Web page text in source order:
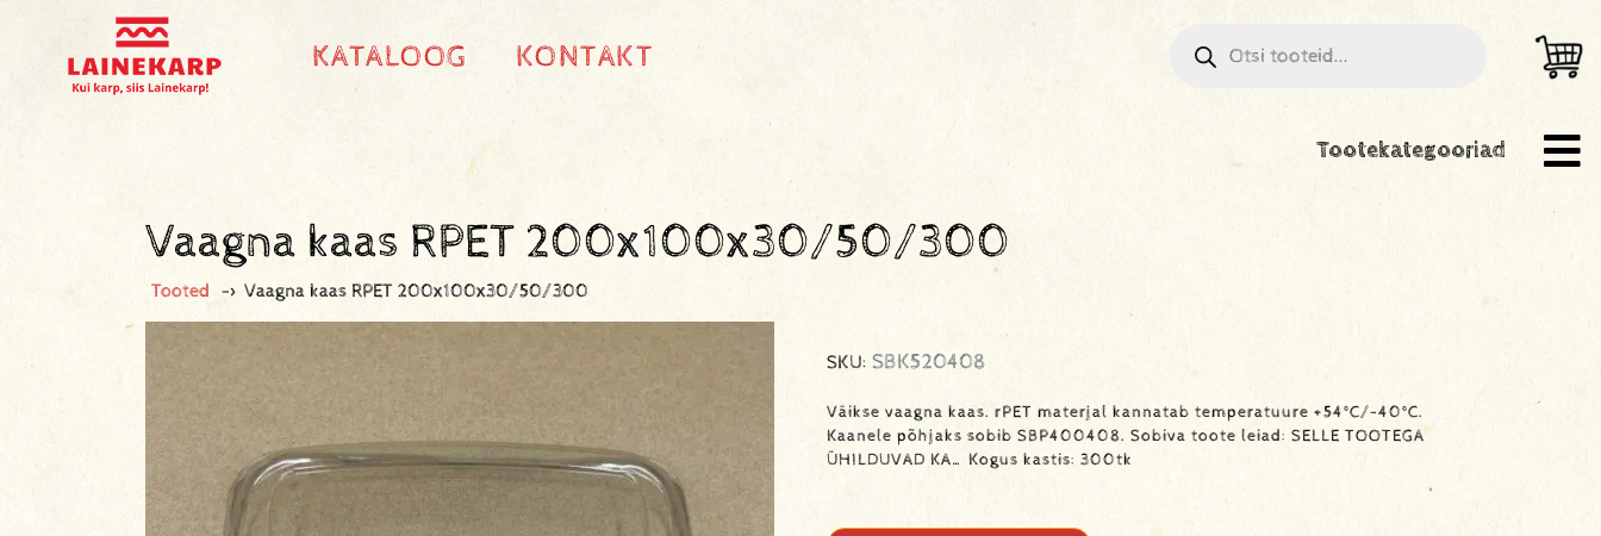
KATALOOG KONTAKT
Tootekategooriad
Vaagna kaas RPET 200x100x30/50/300
Tooted -> Vaagna kaas RPET 200x100x30/50/300
SKU: SBK520408
Väikse vaagna kaas. rPET materjal kannatab temperatuure +54°C/-40°C.
Kaanele põhjaks sobib SBP400408. Sobiva toote leiad: SELLE TOOTEGA
ÜHILDUVAD KA… Kogus kastis: 300tk